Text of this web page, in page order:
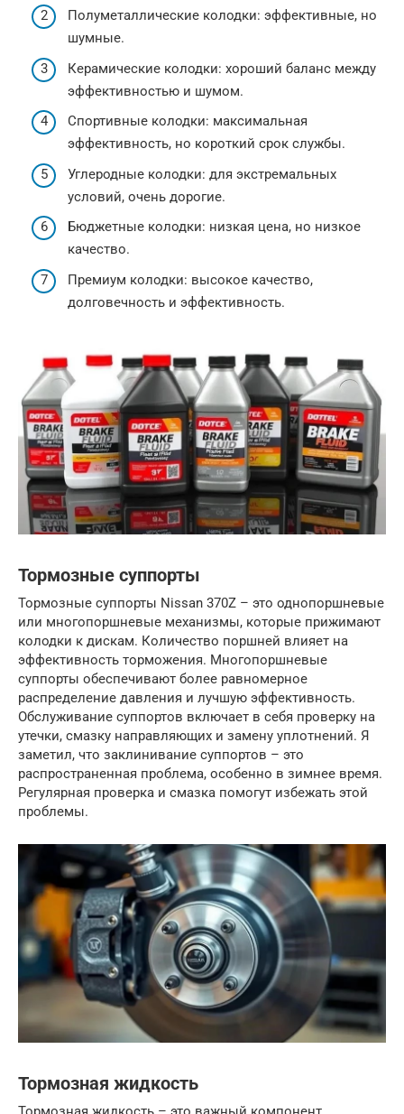
Полуметаллические колодки: эффективные, но
шумные.
Керамические колодки: хороший баланс между
эффективностью и шумом.
Спортивные колодки: максимальная
эффективность, но короткий срок службы.
Углеродные колодки: для экстремальных
условий, очень дорогие.
Бюджетные колодки: низкая цена, но низкое
качество.
Премиум колодки: высокое качество,
долговечность и эффективность.
Тормозные суппорты
Тормозные суппорты Nissan 370Z – это однопоршневые
или многопоршневые механизмы, которые прижимают
колодки к дискам. Количество поршней влияет на
эффективность торможения. Многопоршневые
суппорты обеспечивают более равномерное
распределение давления и лучшую эффективность.
Обслуживание суппортов включает в себя проверку на
утечки, смазку направляющих и замену уплотнений. Я
заметил, что заклинивание суппортов – это
распространенная проблема, особенно в зимнее время.
Регулярная проверка и смазка помогут избежать этой
проблемы.
Тормозная жидкость